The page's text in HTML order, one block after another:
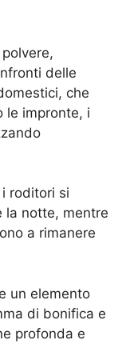
delle
che
le impronte, i
roditori si
la notte, mentre
a rimanere
un elemento
di bonifica e
profonda e